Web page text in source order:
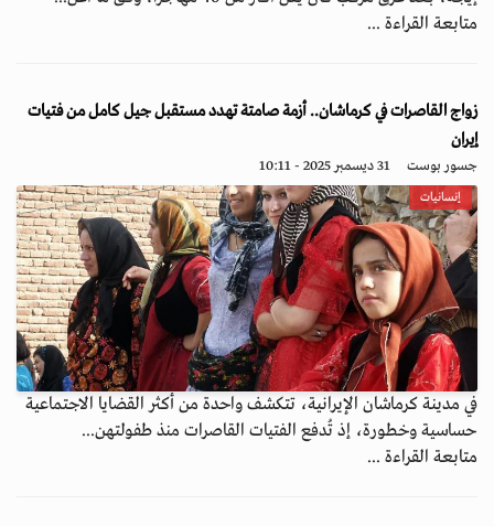
متابعة القراءة ...
زواج القاصرات في كرماشان.. أزمة صامتة تهدد مستقبل جيل كامل من فتيات
إيران
جسور بوست 31 ديسمبر 2025 - 10:11
إنسانيات
في مدينة كرماشان الإيرانية، تتكشف واحدة من أكثر القضايا الاجتماعية
حساسية وخطورة، إذ تُدفع الفتيات القاصرات منذ طفولتهن...
متابعة القراءة ...